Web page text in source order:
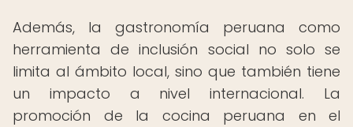
Además, la gastronomía peruana como
herramienta de inclusión social no solo se
limita al ámbito local, sino que también tiene
un impacto a nivel internacional. La
promoción de la cocina peruana en el